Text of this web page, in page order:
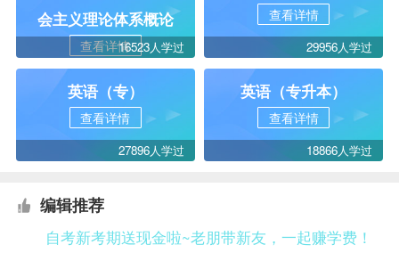
会主义理论体系概论
查看详情16523人学过
查看详情
29956人学过
英语（专）
查看详情
27896人学过
英语（专升本）
查看详情
18866人学过
编辑推荐
自考新考期送现金啦~老朋带新友，一起赚学费！